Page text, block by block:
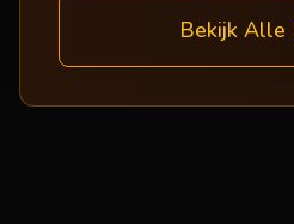
Bekijk Alle